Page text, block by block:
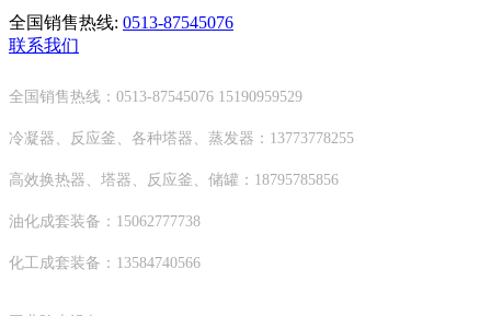
全国销售热线: 0513-87545076
联系我们
全国销售热线：0513-87545076 15190959529
冷凝器、反应釜、各种塔器、蒸发器：13773778255
高效换热器、塔器、反应釜、储罐：18795785856
油化成套装备：15062777738
化工成套装备：13584740566